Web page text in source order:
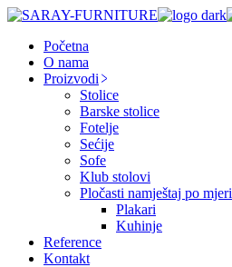
Skip
content
Početna
O nama
Proizvodi
Stolice
Barske stolice
Fotelje
Sećije
Sofe
Klub stolovi
Pločasti namještaj po mjeri
Plakari
Kuhinje
Reference
Kontakt